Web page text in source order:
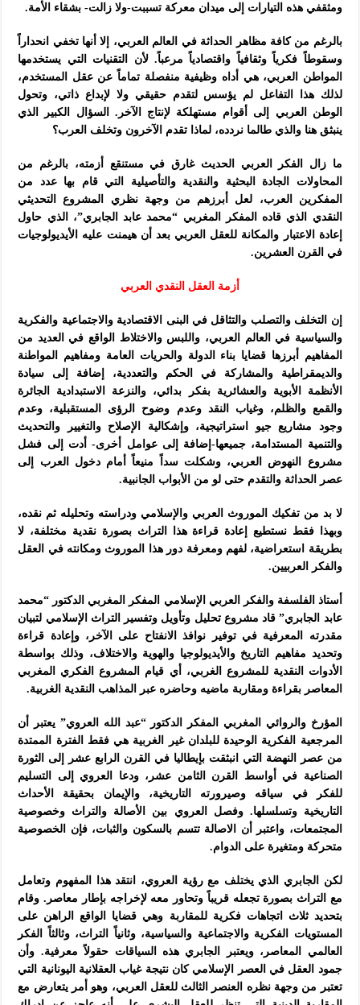
ومثقفي هذه التيارات إلى ميدان معركة تسببت-ولا زالت- بشقاء الأمة.
بالرغم من كافة مظاهر الحداثة في العالم العربي، إلا أنها تخفي انحداراً
وسقوطاً فكرياً وثقافياً واقتصادياً مرعباً. لأن التقنيات التي يستخدمها
المواطن العربي، هي أداه وظيفية منفصلة تماماً عن عقل المستخدم،
لذلك هذا التفاعل لم يؤسس لتقدم حقيقي ولا لإبداع ذاتي، وتحول
الوطن العربي إلى أقوام مستهلكة لإنتاج الآخر. السؤال الكبير الذي
ينبثق هنا والذي طالما نردده، لماذا تقدم الآخرون وتخلف العرب؟
ما زال الفكر العربي الحديث غارق في مستنقع أزمته، بالرغم من
المحاولات الجادة البحثية والنقدية والتأصيلية التي قام بها عدد من
المفكرين العرب، لعل أبرزهم من وجهة نظري المشروع التحديثي
النقدي الذي قاده المفكر المغربي “محمد عابد الجابري”، الذي حاول
إعادة الاعتبار والمكانة للعقل العربي بعد أن هيمنت عليه الأيديولوجيات
في القرن العشرين.
أزمة العقل النقدي العربي
إن التخلف والتصلب والتثاقل في البنى الاقتصادية والاجتماعية والفكرية
والسياسية في العالم العربي، واللبس والاختلاط الواقع في العديد من
المفاهيم أبرزها قضايا بناء الدولة والحريات العامة ومفاهيم المواطنة
والديمقراطية والمشاركة في الحكم والتعددية، إضافة إلى سيادة
الأنظمة الأبوية والعشائرية بفكر بدائي، والنزعة الاستبدادية الجائرة
والقمع والظلم، وغياب النقد وعدم وضوح الرؤى المستقبلية، وعدم
وجود مشاريع جيو استراتيجية، وإشكالية الإصلاح والتغيير والتحديث
والتنمية المستدامة، جميعها-إضافة إلى عوامل أخرى- أدت إلى فشل
مشروع النهوض العربي، وشكلت سداً منيعاً أمام دخول العرب إلى
عصر الحداثة والتقدم حتى لو من الأبواب الجانبية.
لا بد من تفكيك الموروث العربي والإسلامي ودراسته وتحليله ثم نقده،
وبهذا فقط نستطيع إعادة قراءة هذا التراث بصورة نقدية مختلفة، لا
بطريقة استعراضية، لفهم ومعرفة دور هذا الموروث ومكانته في العقل
والفكر العربيين.
أستاذ الفلسفة والفكر العربي الإسلامي المفكر المغربي الدكتور “محمد
عابد الجابري” قاد مشروع تحليل وتأويل وتفسير التراث الإسلامي لتبيان
مقدرته المعرفية في توفير نوافذ الانفتاح على الآخر، وإعادة قراءة
وتحديد مفاهيم التاريخ والأيديولوجيا والهوية والاختلاف، وذلك بواسطة
الأدوات النقدية للمشروع الغربي، أي قيام المشروع الفكري المغربي
المعاصر بقراءة ومقاربة ماضيه وحاضره عبر المذاهب النقدية الغربية.
المؤرخ والروائي المغربي المفكر الدكتور “عبد الله العروي” يعتبر أن
المرجعية الفكرية الوحيدة للبلدان غير الغربية هي فقط الفترة الممتدة
من عصر النهضة التي انبثقت بإيطاليا في القرن الرابع عشر إلى الثورة
الصناعية في أواسط القرن الثامن عشر، ودعا العروي إلى التسليم
للفكر في سياقه وصيرورته التاريخية، والإيمان بحقيقة الأحداث
التاريخية وتسلسلها. وفصل العروي بين الأصالة والتراث وخصوصية
المجتمعات، واعتبر أن الاصالة تتسم بالسكون والثبات، فإن الخصوصية
متحركة ومتغيرة على الدوام.
لكن الجابري الذي يختلف مع رؤية العروي، انتقد هذا المفهوم وتعامل
مع التراث بصورة تجعله قريباً وتحاور معه لإخراجه بإطار معاصر. وقام
بتحديد ثلاث اتجاهات فكرية للمقاربة وهي قضايا الواقع الراهن على
المستويات الفكرية والاجتماعية والسياسية، وثانياً التراث، وثالثاً الفكر
العالمي المعاصر، ويعتبر الجابري هذه السياقات حقولاً معرفية. وأن
جمود العقل في العصر الإسلامي كان نتيجة غياب العقلانية اليونانية التي
تعتبر من وجهة نظره العنصر الثالث للعقل العربي، وهو أمر يتعارض مع